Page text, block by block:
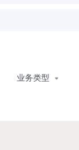
业务类型